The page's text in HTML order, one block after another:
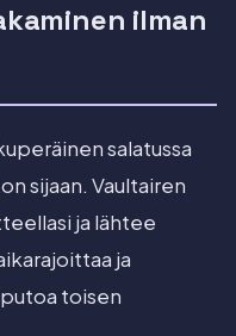
ilman
salatussa
sijaan. Vaultairen
ja lähtee
ja
toisen